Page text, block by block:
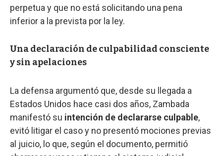
perpetua y que no está solicitando una pena
inferior a la prevista por la ley.
Una declaración de culpabilidad consciente
y sin apelaciones
La defensa argumentó que, desde su llegada a
Estados Unidos hace casi dos años, Zambada
manifestó su intención de declararse culpable,
evitó litigar el caso y no presentó mociones previas
al juicio, lo que, según el documento, permitió